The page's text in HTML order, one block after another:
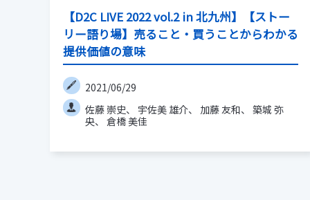
【D2C LIVE 2022 vol.2 in 北九州】【ストー
リー語り場】売ること・買うことからわかる
提供価値の意味
2021/06/29
佐藤 崇史
宇佐美 雄介 加藤 友和
築城 弥
央
倉橋 美佳